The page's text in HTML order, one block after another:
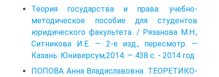
Теория государства и права: учебно-
методическое пособие для сту­дентов
юридического факультета. / Рязанова М.Н.,
Ситникова И.Е. — 2-е изд., пересмотр. —
Казань: Юниверсум,2014. — 438 с. - 2014 год
ПОПОВА Анна Владиславовна. ТЕОРЕТИКО-